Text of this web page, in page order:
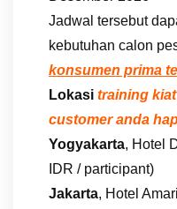
Jadwal tersebut
kebutuhan calon
konsumen prima
Lokasi training
customer anda
Yogyakarta, Hotel
IDR / participant)
Jakarta, Hotel